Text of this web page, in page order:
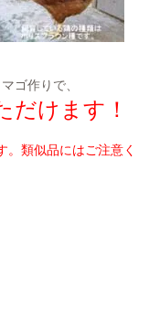
ゴ作りで、
だけます！
。類似品にはご注意く